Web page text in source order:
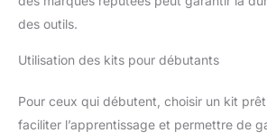
des outils.
Utilisation des kits pour débutants
Pour ceux qui débutent, choisir un kit prêt
faciliter l’apprentissage et permettre de